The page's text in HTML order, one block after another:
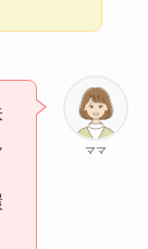
ママ